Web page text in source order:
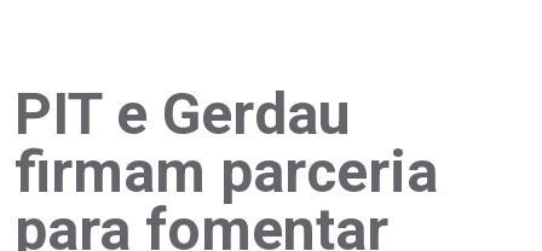
PIT e Gerdau
firmam parceria
para fomentar